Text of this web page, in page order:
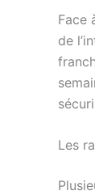
Face
de
Les